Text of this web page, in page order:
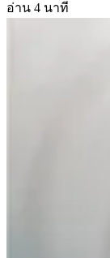
อ่าน 4 นาที